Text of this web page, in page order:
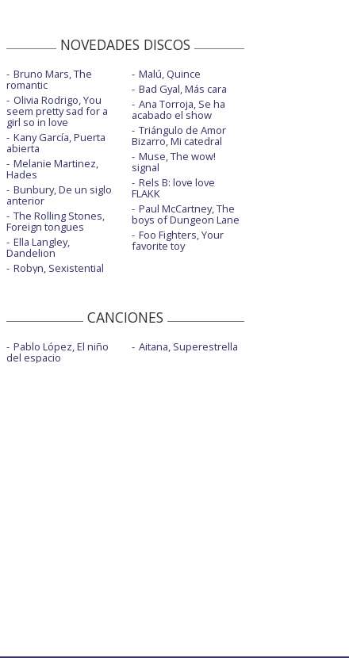
NOVEDADES DISCOS
Bruno Mars, The
romantic
Olivia Rodrigo, You
seem pretty sad for a
girl so in love
Kany García, Puerta
abierta
Melanie Martinez,
Hades
Bunbury, De un siglo
anterior
The Rolling Stones,
Foreign tongues
Ella Langley,
Dandelion
Robyn, Sexistential
Malú, Quince
Bad Gyal, Más cara
Ana Torroja, Se ha
acabado el show
Triángulo de Amor
Bizarro, Mi catedral
Muse, The wow!
signal
Rels B: love love
FLAKK
Paul McCartney, The
boys of Dungeon Lane
Foo Fighters, Your
favorite toy
CANCIONES
Pablo López, El niño
del espacio
Aitana, Superestrella